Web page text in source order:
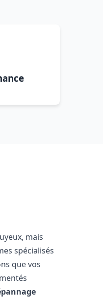
mais
spécialisés
que vos